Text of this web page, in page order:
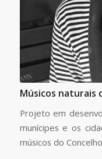
Músicos naturais
Projeto em
munícipes e os
músicos do